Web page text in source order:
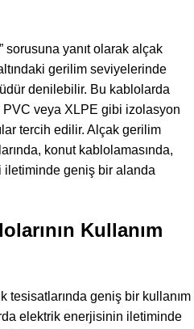
sorusuna yanıt olarak alçak
gerilim seviyelerinde
denilebilir. Bu kablolarda
veya XLPE gibi izolasyon
tercih edilir. Alçak gerilim
konut kablolamasında,
geniş bir alanda
Kullanım
tesisatlarında geniş bir kullanım
elektrik enerjisinin iletiminde